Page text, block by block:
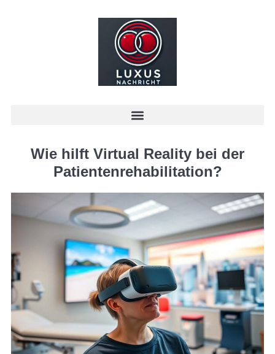
Wie hilft Virtual Reality bei der
Patientenrehabilitation?